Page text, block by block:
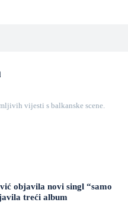
vijesti s balkanske scene.
objavila novi singl “samo
treći album